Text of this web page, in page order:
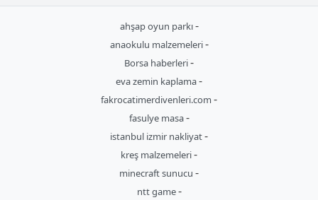
ahşap oyun parkı-
anaokulu malzemeleri-
Borsa haberleri-
eva zemin kaplama-
fakrocatimerdivenleri.com -
fasulye masa-
istanbul izmir nakliyat-
kreş malzemeleri-
minecraft sunucu -
ntt game-